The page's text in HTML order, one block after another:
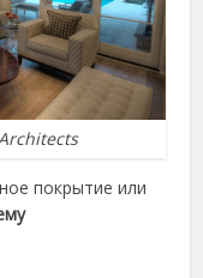
покрытие или